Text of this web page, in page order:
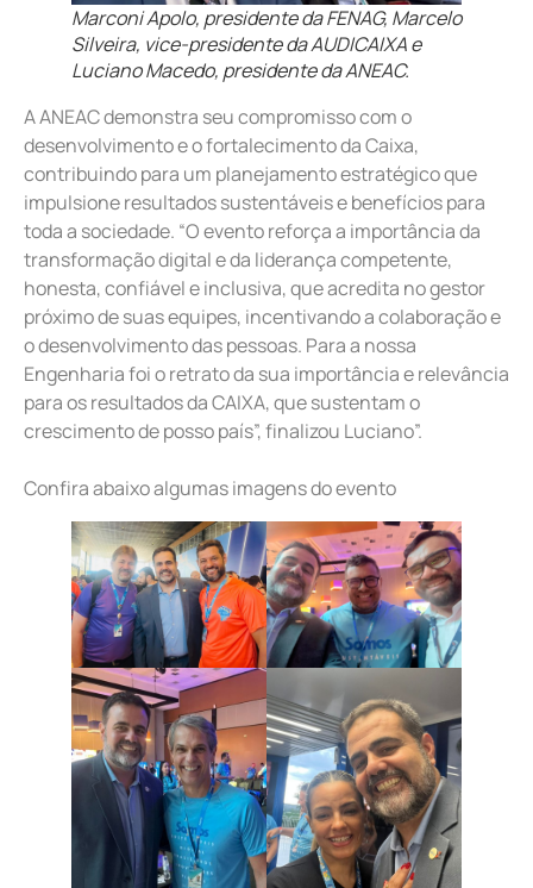
Marconi Apolo, presidente da FENAG, Marcelo
Silveira, vice-presidente da AUDICAIXA e
Luciano Macedo, presidente da ANEAC.
A ANEAC demonstra seu compromisso com o
desenvolvimento e o fortalecimento da Caixa,
contribuindo para um planejamento estratégico que
impulsione resultados sustentáveis e benefícios para
toda a sociedade. “O evento reforça a importância da
transformação digital e da liderança competente,
honesta, confiável e inclusiva, que acredita no gestor
próximo de suas equipes, incentivando a colaboração e
o desenvolvimento das pessoas. Para a nossa
Engenharia foi o retrato da sua importância e relevância
para os resultados da CAIXA, que sustentam o
crescimento de posso país”, finalizou Luciano”.
Confira abaixo algumas imagens do evento